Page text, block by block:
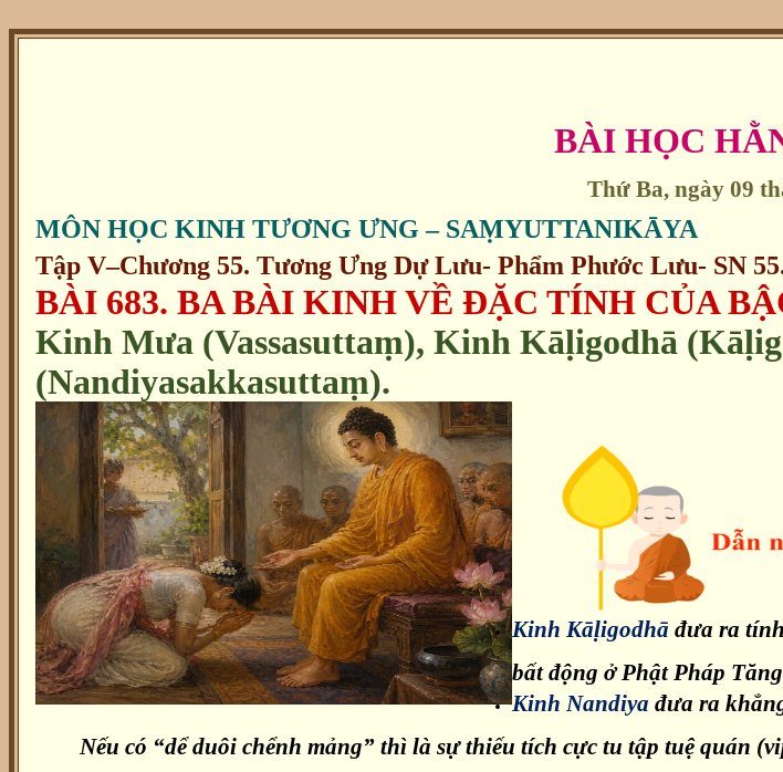
BÀI HỌC
Thứ Ba, ngày 09
MÔN HỌC KINH TƯƠNG ƯNG – SAṂYUTTANIKĀYA
Tập V–Chương 55. Tương Ưng Dự Lưu- Phẩm Phước Lưu- SN
BÀI 683. BA BÀI KINH VỀ ĐẶC TÍNH CỦA
Kinh Mưa (Vassasuttaṃ), Kinh Kāḷigodhā
(Nandiyasakkasuttaṃ).
Kinh Kāḷigodhā đưa ra
bất động ở Phật Pháp
Kinh Nandiya đưa ra
Nếu có “dể duôi chểnh mảng” thì là sự thiếu tích cực tu tập tuệ quán